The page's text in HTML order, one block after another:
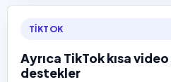
TIKTOK
Ayrıca TikTok kısa
destekler